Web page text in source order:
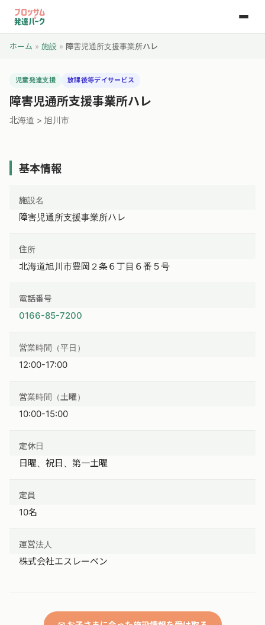
ホーム » 施設 » 障害児通所支援事業所ハレ
児童発達支援 放課後等デイサービス
障害児通所支援事業所ハレ
北海道 > 旭川市
基本情報
施設名
障害児通所支援事業所ハレ
住所
北海道旭川市豊岡２条６丁目６番５号
電話番号
0166-85-7200
営業時間（平日）
12:00-17:00
営業時間（土曜）
10:00-15:00
定休日
日曜、祝日、第一土曜
定員
10名
運営法人
株式会社エスレーベン